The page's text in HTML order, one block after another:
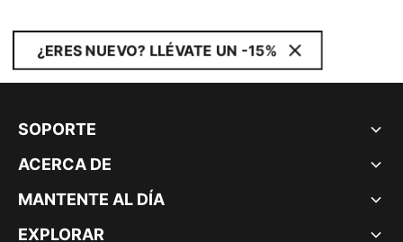
¿ERES NUEVO? LLÉVATE UN -15%
SOPORTE
ACERCA DE
MANTENTE AL DÍA
EXPLORAR